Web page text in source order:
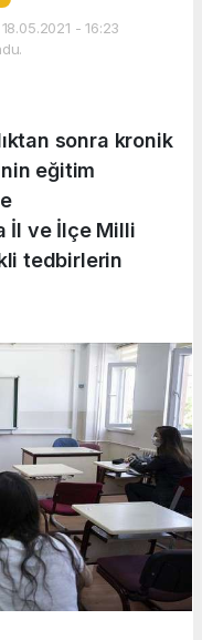
- 16:23
sonra kronik
eğitim
İl ve İlçe Milli
tedbirlerin